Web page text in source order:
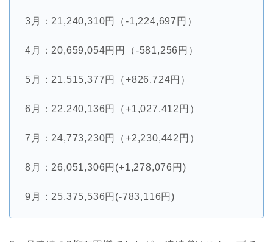
3月：21,240,310円（-1,224,697円）
4月：20,659,054円円（-581,256円）
5月：21,515,377円（+826,724円）
6月：22,240,136円（+1,027,412円）
7月：24,773,230円（+2,230,442円）
8月：26,051,306円(+1,278,076円)
9月：25,375,536円(-783,116円)